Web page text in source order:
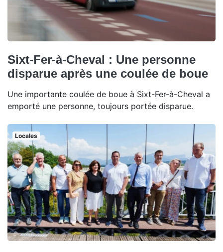
Sixt-Fer-à-Cheval : Une personne
disparue après une coulée de boue
Une importante coulée de boue à Sixt-Fer-à-Cheval a
emporté une personne, toujours portée disparue.
Locales